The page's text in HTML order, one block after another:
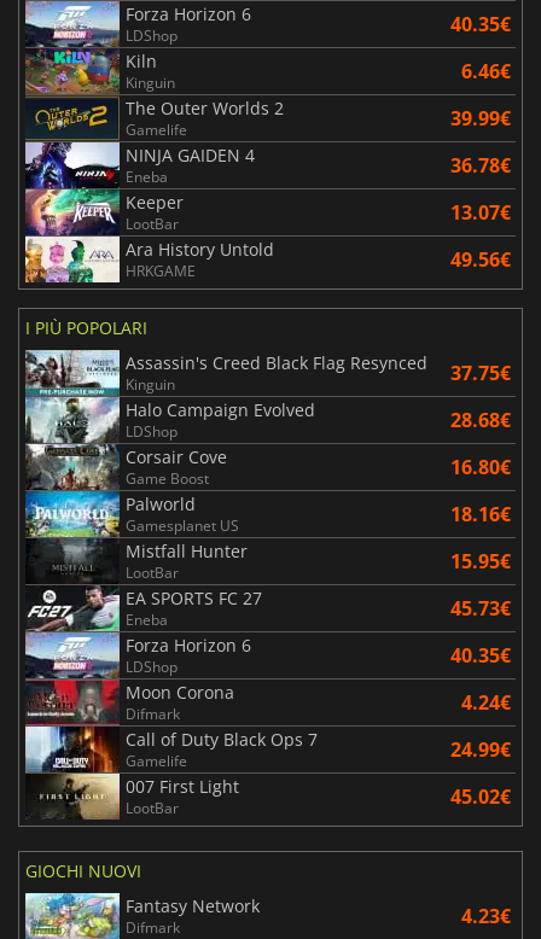
Forza Horizon 6
LDShop 40.35€
Kiln
Kinguin 6.46€
The Outer Worlds 2
Gamelife 39.99€
NINJA GAIDEN 4
Eneba 36.78€
Keeper
LootBar 13.07€
Ara History Untold
HRKGAME 49.56€
I PIÙ POPOLARI
Assassin's Creed Black Flag Resynced
Kinguin 37.75€
Halo Campaign Evolved
LDShop 28.68€
Corsair Cove
Game Boost 16.80€
Palworld
Gamesplanet US 18.16€
Mistfall Hunter
LootBar 15.95€
EA SPORTS FC 27
Eneba 45.73€
Forza Horizon 6
LDShop 40.35€
Moon Corona
Difmark 4.24€
Call of Duty Black Ops 7
Gamelife 24.99€
007 First Light
LootBar 45.02€
GIOCHI NUOVI
Fantasy Network
Difmark 4.23€